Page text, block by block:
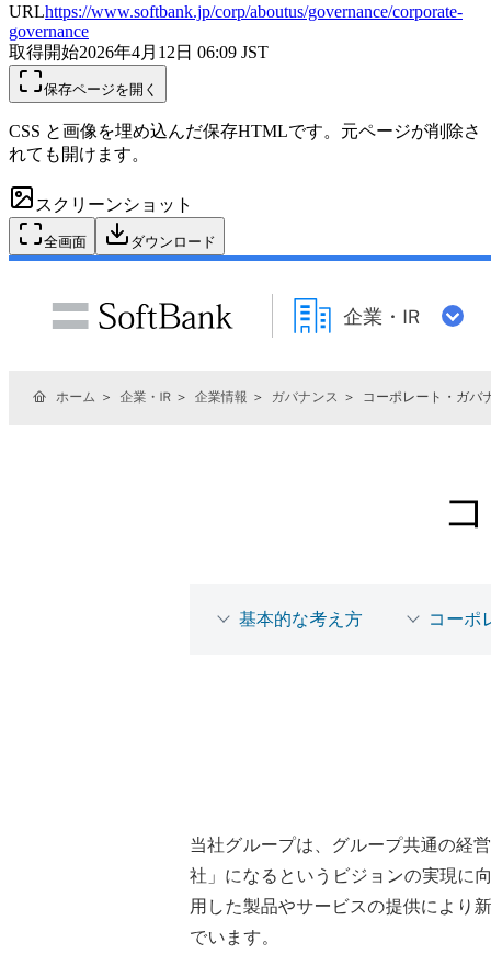
URLhttps://www.softbank.jp/corp/aboutus/governance/corporate-
governance
取得開始2026年4月12日 06:09 JST
保存ページを開く
CSS と画像を埋め込んだ保存HTMLです。元ページが削除さ
れても開けます。
スクリーンショット
全画面 ダウンロード